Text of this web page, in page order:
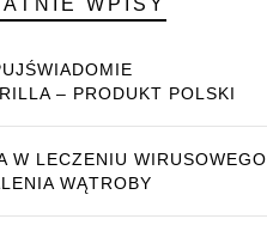
WPISY
– PRODUKT POLSKI
W LECZENIU WIRUSOWEGO
WĄTROBY